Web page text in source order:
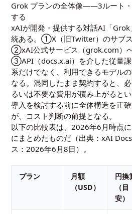
Grok プランの全体像——3ルート
する
xAIが開発・提供する対話AI「
統ある。①X（旧Twitter）のサブス
②xAI公式サービス（grok.com）へ
③API（docs.x.ai）を介した従量
系だけでなく、利用できるモデル
なる。混同したまま契約すると、
るいは不要な費用が積み上がると
導入を検討する前に全体構造を正
が、コスト判断の前提となる。
以下の比較表は、2026年6月時点
にまとめたものだ（出典：xAI
ス：2026年6月8日）。
プラン
月額
（USD）
円換
（目
安）